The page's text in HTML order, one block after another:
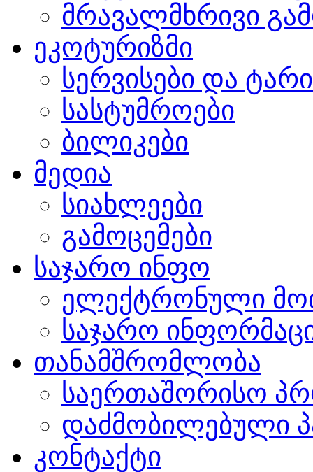
მრავალმხრივი
ეკოტურიზმი
სერვისები და
სასტუმროები
ბილიკები
მედია
სიახლეები
გამოცემები
საჯარო ინფო
ელექტრონული
საჯარო
თანამშრომლობა
საერთაშორისო
დაძმობილებული
კონტაქტი